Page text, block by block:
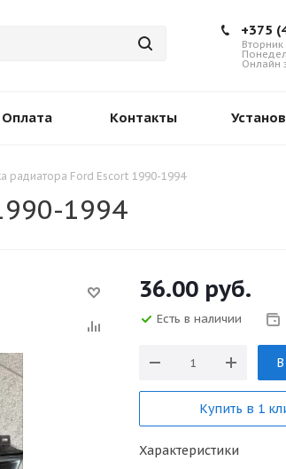
+375
Онлайн
Оплата Контакты
радиатора Ford Escort 1990-1994
1994
36.00 руб.
Есть в наличии
Купить в 1
Характеристики